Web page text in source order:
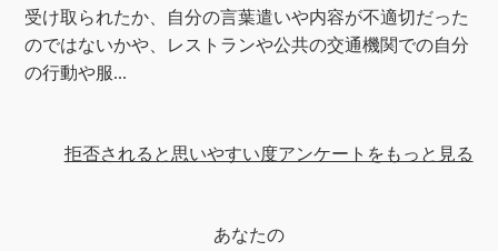
受け取られたか、自分の言葉遣いや内容が不適切だった
のではないかや、レストランや公共の交通機関での自分
の行動や服...
拒否されると思いやすい度アンケートをもっと見る
あなたの